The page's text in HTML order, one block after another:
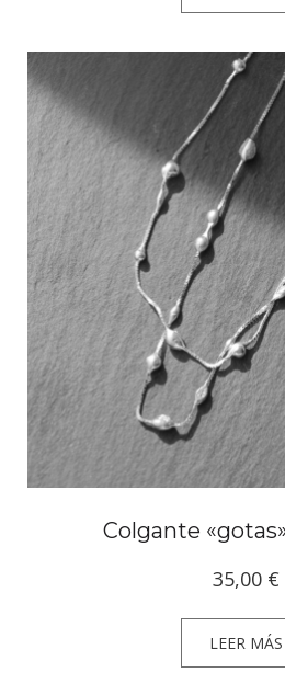
Colgante
35,00 €
LEER MÁS